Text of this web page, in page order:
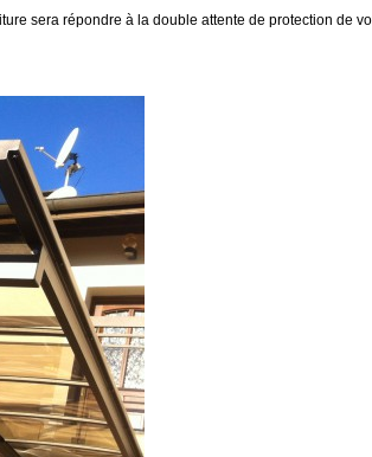
sera répondre à la double attente de protection de